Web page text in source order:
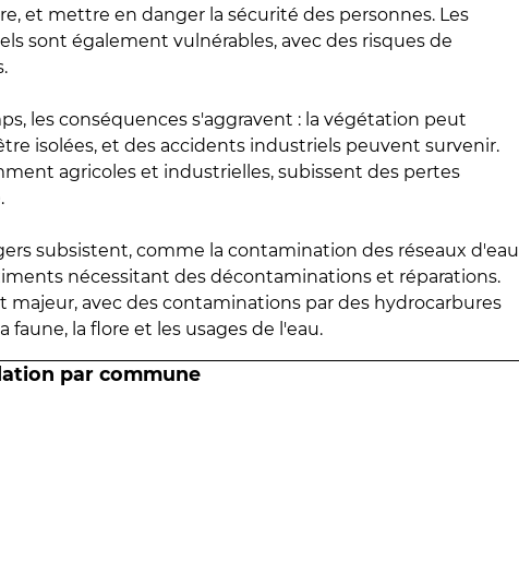
et mettre en danger la sécurité des personnes. Les
sont également vulnérables, avec des risques de
les conséquences s'aggravent : la végétation peut
isolées, et des accidents industriels peuvent survenir.
agricoles et industrielles, subissent des pertes
subsistent, comme la contamination des réseaux d'eau
nécessitant des décontaminations et réparations.
avec des contaminations par des hydrocarbures
la flore et les usages de l'eau.
par commune